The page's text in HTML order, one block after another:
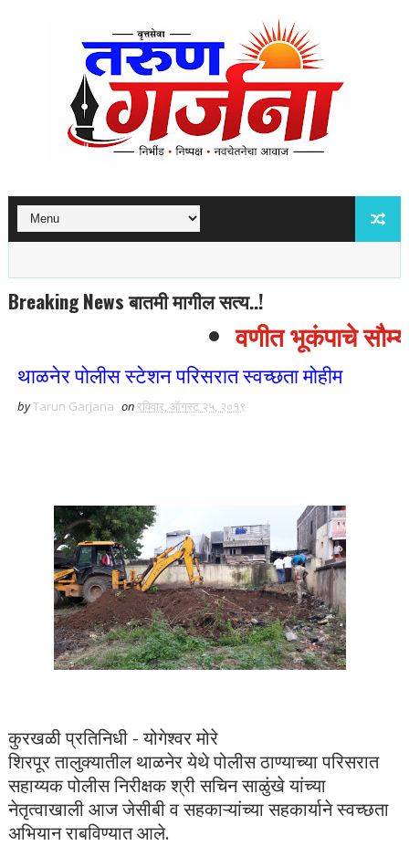
Breaking News बातमी मागील सत्य..!
वणीत भूकंपाचे सौम्य
थाळनेर पोलीस स्टेशन परिसरात स्वच्छता मोहीम
byTarun Garjana onरविवार, ऑगस्ट २५, २०१९
कुरखळी प्रतिनिधी - योगेश्वर मोरे
शिरपूर तालुक्यातील थाळनेर येथे पोलीस ठाण्याच्या परिसरात
सहाय्यक पोलीस निरीक्षक श्री सचिन साळुंखे यांच्या
नेतृत्वाखाली आज जेसीबी व सहकाऱ्यांच्या सहकार्याने स्वच्छता
अभियान राबविण्यात आले.